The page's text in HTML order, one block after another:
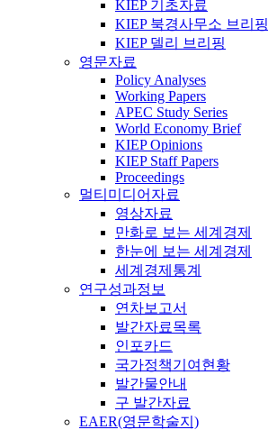
KIEP 기초자료
KIEP 북경사무소 브리핑
KIEP 델리 브리핑
영문자료
Policy Analyses
Working Papers
APEC Study Series
World Economy Brief
KIEP Opinions
KIEP Staff Papers
Proceedings
멀티미디어자료
영상자료
만화로 보는 세계경제
한눈에 보는 세계경제
세계경제통계
연구성과정보
연차보고서
발간자료목록
인포카드
국가정책기여현황
발간물안내
구 발간자료
EAER(영문학술지)